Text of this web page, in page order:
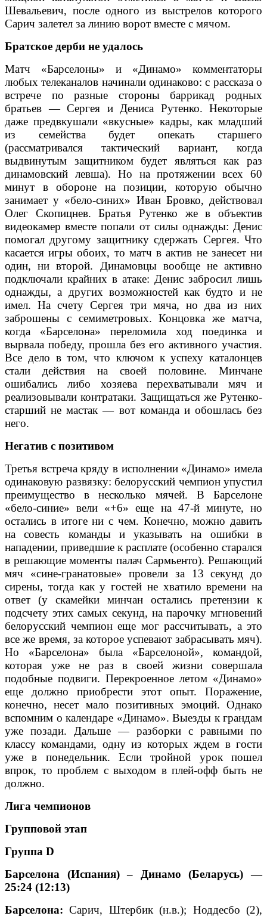
Шевальевич, после одного из выстрелов которого
Сарич залетел за линию ворот вместе с мячом.
Братское дерби не удалось
Матч «Барселоны» и «Динамо» комментаторы
любых телеканалов начинали одинаково: с рассказа о
встрече по разные стороны баррикад родных
братьев — Сергея и Дениса Рутенко. Некоторые
даже предвкушали «вкусные» кадры, как младший
из семейства будет опекать старшего
(рассматривался тактический вариант, когда
выдвинутым защитником будет являться как раз
динамовский левша). Но на протяжении всех 60
минут в обороне на позиции, которую обычно
занимает у «бело-синих» Иван Бровко, действовал
Олег Скопицнев. Братья Рутенко же в объектив
видеокамер вместе попали от силы однажды: Денис
помогал другому защитнику сдержать Сергея. Что
касается игры обоих, то матч в актив не занесет ни
один, ни второй. Динамовцы вообще не активно
подключали крайних в атаке: Денис забросил лишь
однажды, а других возможностей как будто и не
имел. На счету Сергея три мяча, но два из них
заброшены с семиметровых. Концовка же матча,
когда «Барселона» переломила ход поединка и
вырвала победу, прошла без его активного участия.
Все дело в том, что ключом к успеху каталонцев
стали действия на своей половине. Минчане
ошибались либо хозяева перехватывали мяч и
реализовывали контратаки. Защищаться же Рутенко-
старший не мастак — вот команда и обошлась без
него.
Негатив с позитивом
Третья встреча кряду в исполнении «Динамо» имела
одинаковую развязку: белорусский чемпион упустил
преимущество в несколько мячей. В Барселоне
«бело-синие» вели «+6» еще на 47-й минуте, но
остались в итоге ни с чем. Конечно, можно давить
на совесть команды и указывать на ошибки в
нападении, приведшие к расплате (особенно старался
в решающие моменты палач Сармьенто). Решающий
мяч «сине-гранатовые» провели за 13 секунд до
сирены, тогда как у гостей не хватило времени на
ответ (у скамейки минчан остались претензии к
подсчету этих самых секунд, на парочку мгновений
белорусский чемпион еще мог рассчитывать, а это
все же время, за которое успевают забрасывать мяч).
Но «Барселона» была «Барселоной», командой,
которая уже не раз в своей жизни совершала
подобные подвиги. Перекроенное летом «Динамо»
еще должно приобрести этот опыт. Поражение,
конечно, несет мало позитивных эмоций. Однако
вспомним о календаре «Динамо». Выезды к грандам
уже позади. Дальше — разборки с равными по
классу командами, одну из которых ждем в гости
уже в понедельник. Если тройной урок пошел
впрок, то проблем с выходом в плей-офф быть не
должно.
Лига чемпионов
Групповой этап
Группа D
Барселона (Испания) – Динамо (Беларусь) —
25:24 (12:13)
Барселона: Сарич, Штербик (н.в.); Ноддесбо (2),